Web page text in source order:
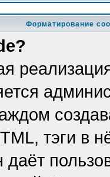
Форматирование
тэги в
даёт